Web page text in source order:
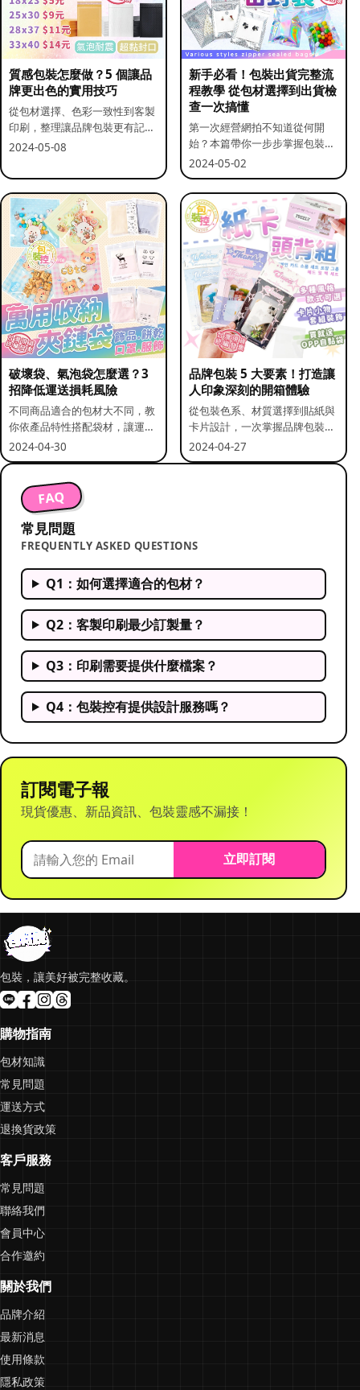
質感包裝怎麼做？5 個讓品
牌更出色的實用技巧
從包材選擇、色彩一致性到客製
印刷，整理讓品牌包裝更有記憶
點的實用做法。
2024-05-08
新手必看！包裝出貨完整流
程教學 從包材選擇到出貨檢
查一次搞懂
第一次經營網拍不知道從何開
始？本篇帶你一步步掌握包裝流
程與出貨前檢查重點。
2024-05-02
破壞袋、氣泡袋怎麼選？3
招降低運送損耗風險
不同商品適合的包材大不同，教
你依產品特性搭配袋材，讓運送
更安全。
2024-04-30
品牌包裝 5 大要素！打造讓
人印象深刻的開箱體驗
從包裝色系、材質選擇到貼紙與
卡片設計，一次掌握品牌包裝的
關鍵要素。
2024-04-27
FAQ
常見問題
FREQUENTLY ASKED QUESTIONS
Q1：如何選擇適合的包材？
Q2：客製印刷最少訂製量？
Q3：印刷需要提供什麼檔案？
Q4：包裝控有提供設計服務嗎？
訂閱電子報
現貨優惠、新品資訊、包裝靈感不漏接！
立即訂閱
包裝，讓美好被完整收藏。
購物指南
包材知識
常見問題
運送方式
退換貨政策
客戶服務
常見問題
聯絡我們
會員中心
合作邀約
關於我們
品牌介紹
最新消息
使用條款
隱私政策